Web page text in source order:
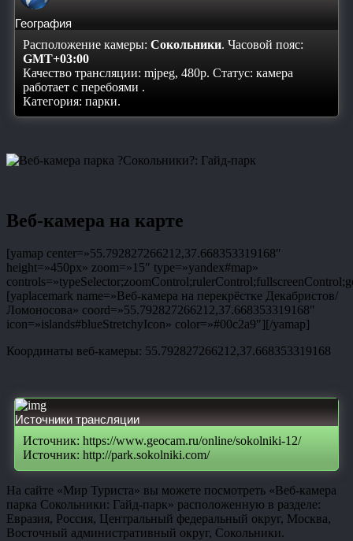
География
Расположение камеры: Сокольники. Часовой пояс:
GMT+03:00
Качество трансляции: mjpeg, 480p. Статус: камера
работает с перебоями .
Категория: парки.
Веб-камера на карте
[yamap center=»55.792827266212,37.668353319168″
height=»450px» zoom=»15″ type=»yandex#map»
[yaplacemark name=»Веб-камера на перекрёстке Декабристов/
Ломоносова» coord=»55.792827266212,37.668353319168″
icon=»islands#blueStretchyIcon» color=»#00c2a9″][/yamap]
Координаты веб-камеры: 55.792827266212,37.668353319168
Источники трансляции
Источник: https://www.geocam.ru/online/sokolniki-12/
Источник: http://park.sokolniki.com/
На сайте «Мир Туриста» вы можете посмотреть «Веб-камера
парка Сокольники: Гайд-парк» расположенную в разделе:
Евразия, Россия, Центральный федеральный округ, Москва,
Восточный административный округ, Сокольники.